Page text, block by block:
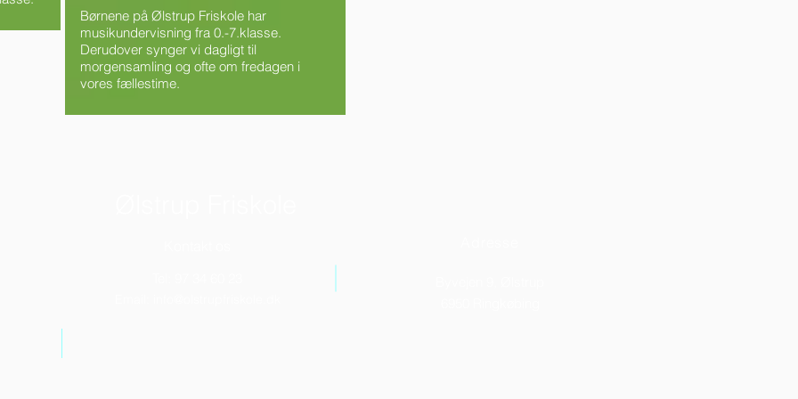
Børnene på Ølstrup Friskole har
musikundervisning fra 0.-7.klasse.
Derudover synger vi dagligt til
morgensamling og ofte om fredagen i
vores fællestime.